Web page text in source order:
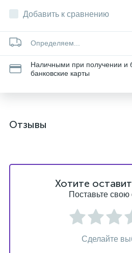
Добавить к сравнению
Определяем...
Наличными при получении и
банковские карты
Отзывы
Хотите
Поставьте свою
Сделайте